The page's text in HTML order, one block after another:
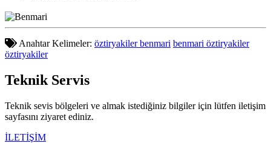
Anahtar Kelimeler: öztiryakiler benmari benmari öztiryakiler
öztiryakiler
Teknik Servis
Teknik sevis bölgeleri ve almak istediğiniz bilgiler için lütfen iletişim
sayfasını ziyaret ediniz.
İLETİŞİM